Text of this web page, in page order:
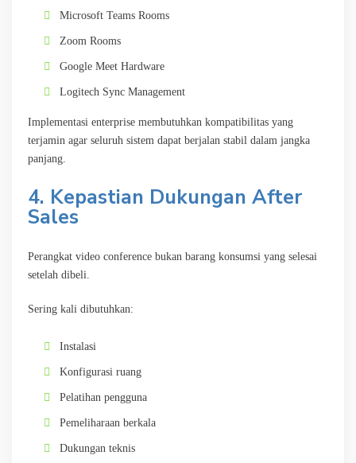
Microsoft Teams Rooms
Zoom Rooms
Google Meet Hardware
Logitech Sync Management
Implementasi enterprise membutuhkan kompatibilitas yang
terjamin agar seluruh sistem dapat berjalan stabil dalam jangka
panjang.
4. Kepastian Dukungan After
Sales
Perangkat video conference bukan barang konsumsi yang selesai
setelah dibeli.
Sering kali dibutuhkan:
Instalasi
Konfigurasi ruang
Pelatihan pengguna
Pemeliharaan berkala
Dukungan teknis